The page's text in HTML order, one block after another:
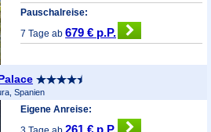
Pauschalreise:
7 Tage ab679 € p.P.
Spanien
Eigene Anreise:
261 € p.P.